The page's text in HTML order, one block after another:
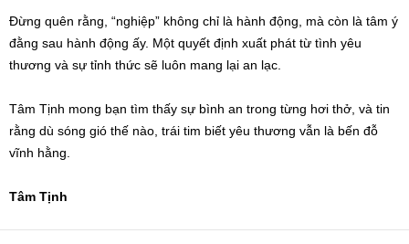
Đừng quên rằng, “nghiệp” không chỉ là hành động, mà còn là tâm ý
đằng sau hành động ấy. Một quyết định xuất phát từ tình yêu
thương và sự tỉnh thức sẽ luôn mang lại an lạc.
Tâm Tịnh mong bạn tìm thấy sự bình an trong từng hơi thở, và tin
rằng dù sóng gió thế nào, trái tim biết yêu thương vẫn là bến đỗ
vĩnh hằng.
Tâm Tịnh